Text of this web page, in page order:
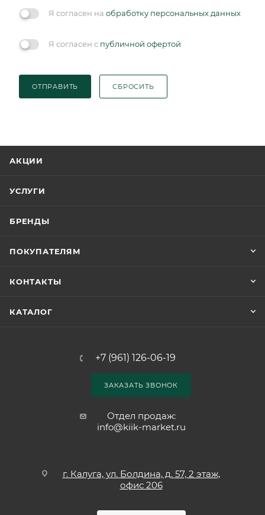
Я согласен на обработку персональных данных
Я согласен с публичной офертой
ОТПРАВИТЬ СБРОСИТЬ
АКЦИИ
УСЛУГИ
БРЕНДЫ
ПОКУПАТЕЛЯМ
КОНТАКТЫ
КАТАЛОГ
+7 (961) 126-06-19
ЗАКАЗАТЬ ЗВОНОК
Отдел продаж:
info@kiik-market.ru
г. Калуга, ул. Болдина, д. 57, 2 этаж,
офис 206